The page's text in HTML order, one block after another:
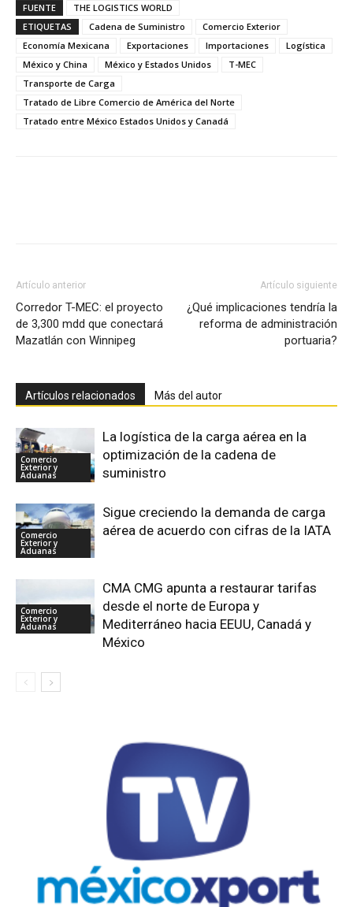
FUENTE
THE LOGISTICS WORLD
ETIQUETAS
Cadena de Suministro
Comercio Exterior
Economía Mexicana
Exportaciones Importaciones
Logística
México y China
México y Estados Unidos
T-MEC
Transporte de Carga
Tratado de Libre Comercio de América del Norte
Tratado entre México Estados Unidos y Canadá
Artículo anterior
Corredor T-MEC: el proyecto
de 3,300 mdd que conectará
Mazatlán con Winnipeg
Artículo siguiente
¿Qué implicaciones tendría la
reforma de administración
portuaria?
Artículos relacionados Más del autor
Comercio
Exterior y
Aduanas
La logística de la carga aérea en la
optimización de la cadena de
suministro
Comercio
Exterior y
Aduanas
Sigue creciendo la demanda de carga
aérea de acuerdo con cifras de la IATA
Comercio
Exterior y
Aduanas
CMA CMG apunta a restaurar tarifas
desde el norte de Europa y
Mediterráneo hacia EEUU, Canadá y
México